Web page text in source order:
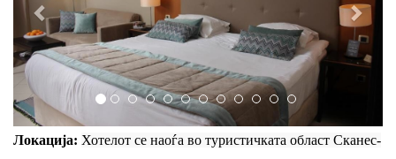
Локација: Хотелот се наоѓа во туристичката област Сканес-